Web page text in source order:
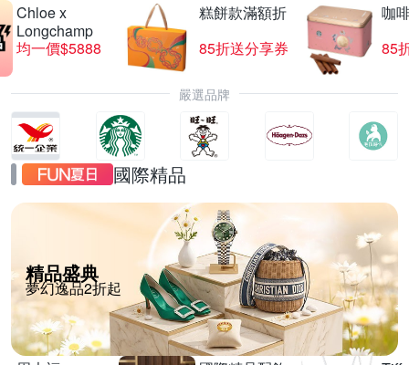
Chloe x
Longchamp
均一價$5888
糕餅款滿額折
85折送分享券
咖
85
嚴選品牌
國際精品
精品盛典
夢幻逸品2折起